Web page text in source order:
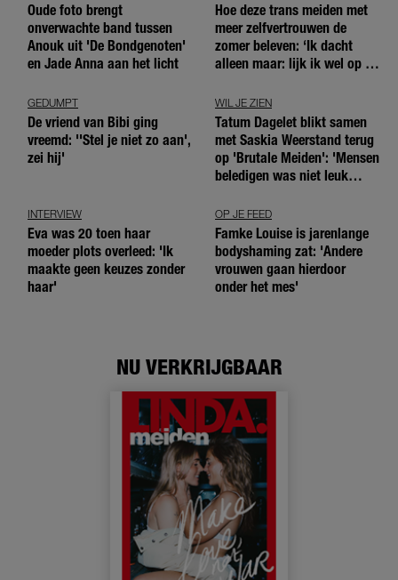
Oude foto brengt
onverwachte band tussen
Anouk uit 'De Bondgenoten'
en Jade Anna aan het licht
Hoe deze trans meiden met
meer zelfvertrouwen de
zomer beleven: ‘Ik dacht
alleen maar: lijk ik wel op de
GEDUMPT
De vriend van Bibi ging
vreemd: ''Stel je niet zo aan',
zei hij'
WIL JE ZIEN
Tatum Dagelet blikt samen
met Saskia Weerstand terug
op 'Brutale Meiden': 'Mensen
beledigen was niet leuk
INTERVIEW
Eva was 20 toen haar
moeder plots overleed: 'Ik
maakte geen keuzes zonder
haar'
OP JE FEED
Famke Louise is jarenlange
bodyshaming zat: 'Andere
vrouwen gaan hierdoor
onder het mes'
NU VERKRIJGBAAR